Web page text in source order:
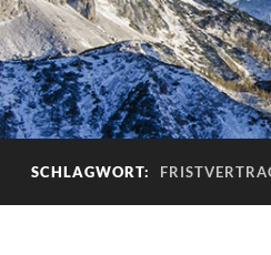
SCHLAGWORT: